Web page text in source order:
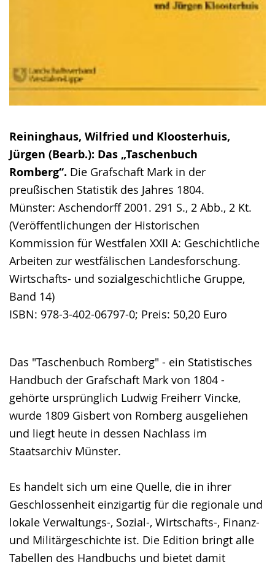
Reininghaus, Wilfried und Kloosterhuis,
Jürgen (Bearb.): Das „Taschenbuch
Romberg“. Die Grafschaft Mark in der
preußischen Statistik des Jahres 1804.
Münster: Aschendorff 2001. 291 S., 2 Abb., 2 Kt.
(Veröffentlichungen der Historischen
Kommission für Westfalen XXII A: Geschichtliche
Arbeiten zur westfälischen Landesforschung.
Wirtschafts- und sozialgeschichtliche Gruppe,
Band 14)
ISBN: 978-3-402-06797-0; Preis: 50,20 Euro
Das "Taschenbuch Romberg" - ein Statistisches
Handbuch der Grafschaft Mark von 1804 -
gehörte ursprünglich Ludwig Freiherr Vincke,
wurde 1809 Gisbert von Romberg ausgeliehen
und liegt heute in dessen Nachlass im
Staatsarchiv Münster.
Es handelt sich um eine Quelle, die in ihrer
Geschlossenheit einzigartig für die regionale und
lokale Verwaltungs-, Sozial-, Wirtschafts-, Finanz-
und Militärgeschichte ist. Die Edition bringt alle
Tabellen des Handbuchs und bietet damit